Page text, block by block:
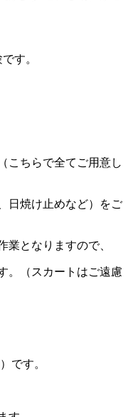
す。
こちらで全てご用意し
日焼け止めなど）をご
業となりますので、
。（スカートはご遠慮
です。